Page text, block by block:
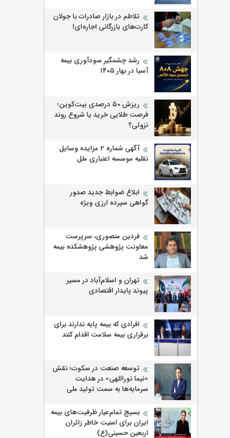
تلاطم در بازار صادرات با جولان
کارت‌های بازرگانی اجاره‌ای!
رشد چشمگیر سودآوری بیمه
آسیا در بهار ۱۴۰۵
ریزش ۵۰ درصدی بیت‌کوین؛
فرصت طلایی خرید یا شروع روند
نزولی؟
آگهی شماره 2 مزایده وسایل
نقلیه موسسه اعتباری ملل
ابلاغ ضوابط جدید صدور
گواهی سپرده ارزی ویژه
فردین منصوری، سرپرست
معاونت پژوهشی پژوهشكده بیمه
شد
تهران و اسلام‌آباد در مسیر
پیوند پایدار اقتصادی
افرادی که بیمه پایه ندارند برای
برقراری بیمه سلامت اقدام کنند
توسعه صنعت در سکوت؛ نقش
«نیما نوراللهی» در هدایت
سرمایه‌ها به سمت تولید ملی
بسیج تمام‌عیار ظرفیت‌های بیمه
ایران برای امنیت خاطر زائران
اربعین حسینی(ع)